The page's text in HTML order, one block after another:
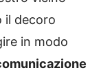
il decoro
in modo